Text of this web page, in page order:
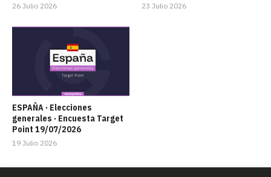
26 Julio 2026 23 Julio 2026
ESPAÑA · Elecciones
generales · Encuesta Target
Point 19/07/2026
19 Julio 2026